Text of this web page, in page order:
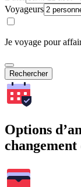
Voyageurs
Je voyage pour
Rechercher
Options